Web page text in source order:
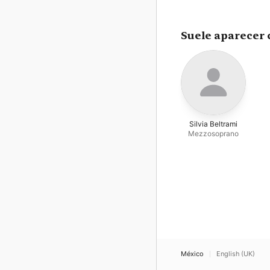
Suele aparecer
Silvia Beltrami
Mezzosoprano
México English (UK)